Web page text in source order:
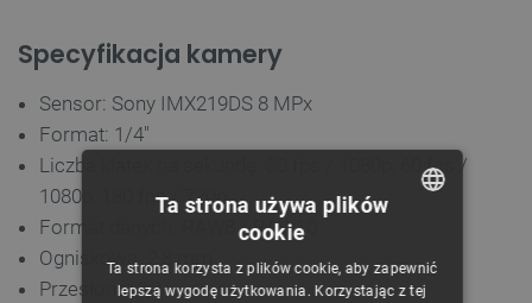
Specyfikacja kamery
Sensor: Sony IMX219DS 8 MPx
Format: 1/4"
Liczba klatek na sekundę: 30 fps / 1080p, 60 fps /
1080p, 180 fps / 720p
Format danych: RAW8 / RAW10
Ogniskowa: 2,8 mm
Przesłona: 2,2
CZECH
Ta strona używa plików
cookie
Ta strona korzysta z plików cookie, aby zapewnić
lepszą wygodę użytkowania. Korzystając z tej